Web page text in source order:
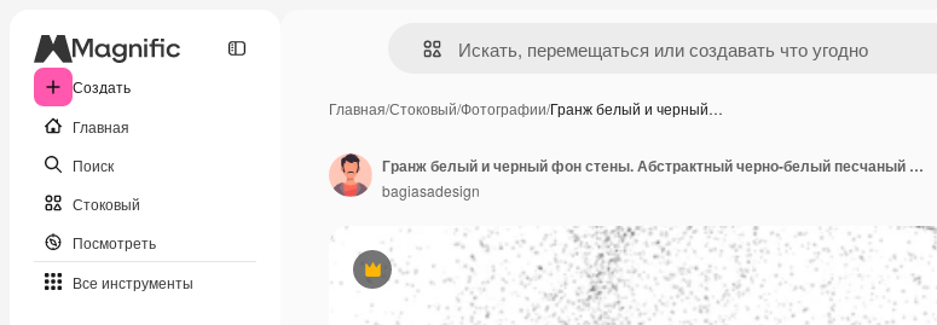
Создать
Главная
Поиск
Стоковый
Посмотреть
Все инструменты
Главная/Стоковый/Фотографии/Гранж белый и черный…
Премиум
Гранж белый и черный фон стены. Абстрактный черно-белый песчаный фон гранж
bagiasadesign